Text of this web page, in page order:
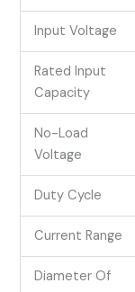
Input Voltage
Rated Input
Capacity
No-Load
Voltage
Duty Cycle
Current Range
Diameter Of